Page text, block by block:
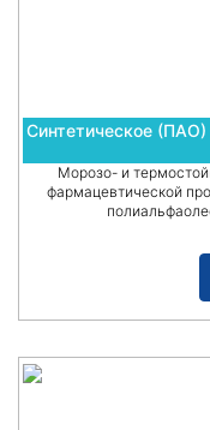
Синтетическое
Морозо- и
фармацевтической